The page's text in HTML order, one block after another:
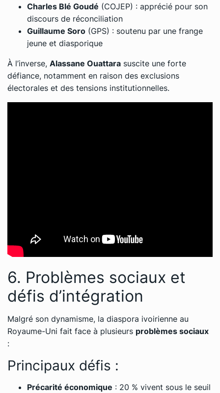
Charles Blé Goudé (COJEP) : apprécié pour son
discours de réconciliation
Guillaume Soro (GPS) : soutenu par une frange
jeune et diasporique
À l’inverse, Alassane Ouattara suscite une forte
défiance, notamment en raison des exclusions
électorales et des tensions institutionnelles.
6. Problèmes sociaux et
défis d’intégration
Malgré son dynamisme, la diaspora ivoirienne au
Royaume-Uni fait face à plusieurs problèmes sociaux
:
Principaux défis :
Précarité économique : 20 % vivent sous le seuil